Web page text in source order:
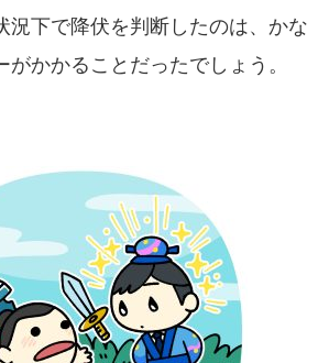
況下で降伏を判断したのは、かな
がかかることだったでしょう。